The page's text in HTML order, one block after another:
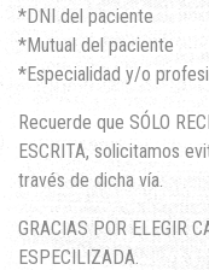
*DNI del paciente
*Mutual del paciente
*Especialidad y/o
Recuerde que SÓLO
ESCRITA, solicitamos
través de dicha vía.
GRACIAS POR ELEGIR
ESPECILIZADA.